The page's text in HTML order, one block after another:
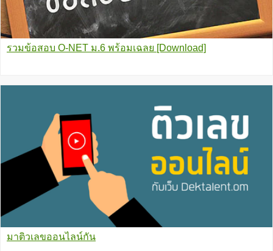
รวมข้อสอบ O-NET ม.6 พร้อมเฉลย [Download]
มาติวเลขออนไลน์กัน